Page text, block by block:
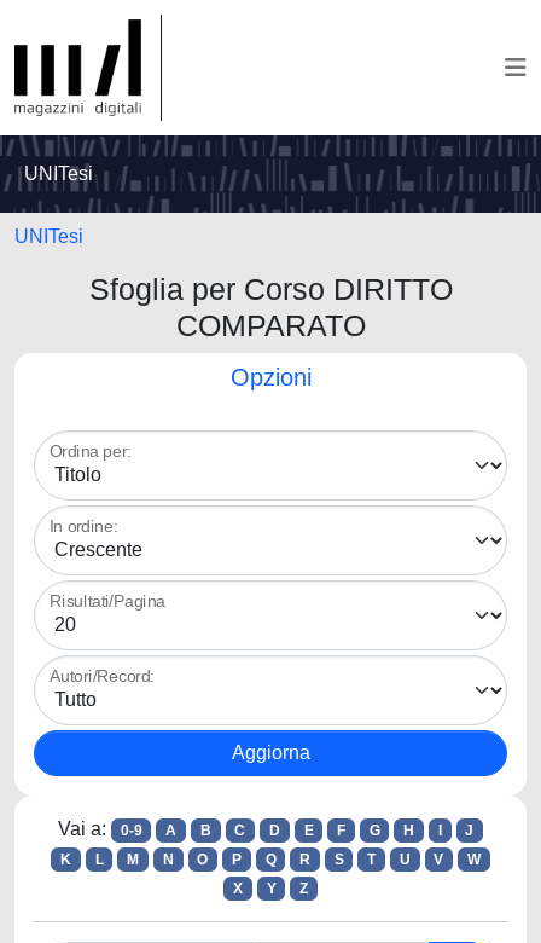
UNITesi
UNITesi
Sfoglia per Corso DIRITTO
COMPARATO
Opzioni
Ordina per:
In ordine:
Risultati/Pagina
Autori/Record:
Vai a: 0-9 A B C D E F G H
J
K
L M N O P Q R S T U V
W
X
Y Z